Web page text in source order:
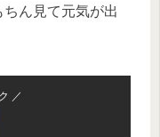
ん見て元気が出
／